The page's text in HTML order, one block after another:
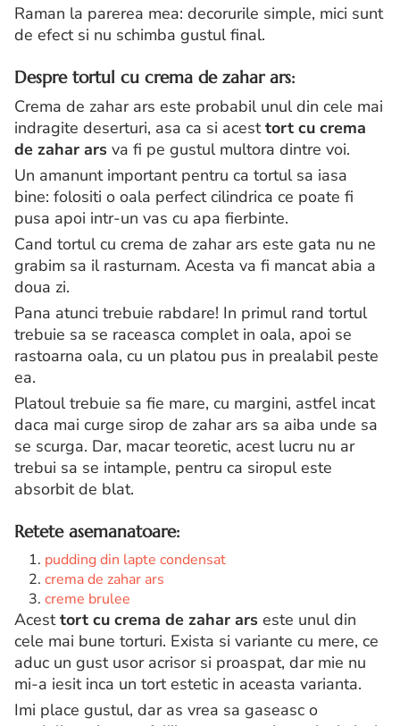
Raman la parerea mea: decorurile simple, mici sunt
de efect si nu schimba gustul final.
Despre tortul cu crema de zahar ars:
Crema de zahar ars este probabil unul din cele mai
indragite deserturi, asa ca si acesttort cu crema
de zahar ars va fi pe gustul multora dintre voi.
Un amanunt important pentru ca tortul sa iasa
bine: folositi o oala perfect cilindrica ce poate fi
pusa apoi intr-un vas cu apa fierbinte.
Cand tortul cu crema de zahar ars este gata nu ne
grabim sa il rasturnam. Acesta va fi mancat abia a
doua zi.
Pana atunci trebuie rabdare! In primul rand tortul
trebuie sa se raceasca complet in oala, apoi se
rastoarna oala, cu un platou pus in prealabil peste
ea.
Platoul trebuie sa fie mare, cu margini, astfel incat
daca mai curge sirop de zahar ars sa aiba unde sa
se scurga. Dar, macar teoretic, acest lucru nu ar
trebui sa se intample, pentru ca siropul este
absorbit de blat.
Retete asemanatoare:
pudding din lapte condensat
crema de zahar ars
creme brulee
Acesttort cu crema de zahar ars este unul din
cele mai bune torturi. Exista si variante cu mere, ce
aduc un gust usor acrisor si proaspat, dar mie nu
mi-a iesit inca un tort estetic in aceasta varianta.
Imi place gustul, dar as vrea sa gaseasc o